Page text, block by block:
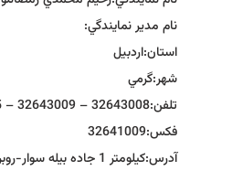
نام مدير نمايندگي:
استان:اردبيل
شهر:گرمي
تلفن:32643008 – 32643009 – 045
فكس:32641009
آدرس:كيلومتر 1 جاده بيله سوار-روبروي نيروگاه